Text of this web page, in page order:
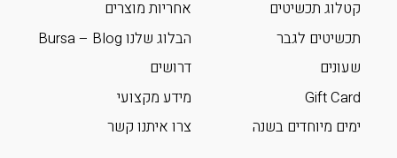
קטלוג תכשיטים
תכשיטים לגבר
שעונים
Gift Card
ימים מיוחדים בשנה
אחריות מוצרים
הבלוג שלנו Bursa – Blog
דרושים
מידע מקצועי
צרו איתנו קשר